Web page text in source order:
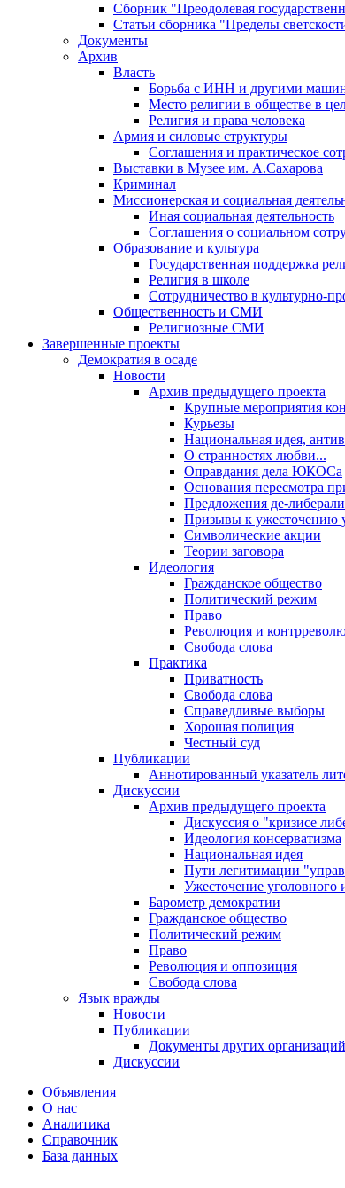
Сборник "Преодолевая
Статьи сборника "Пределы
Документы
Архив
Власть
Борьба с ИНН и другими
Место религии в обществе в
Религия и права человека
Армия и силовые структуры
Соглашения и практическое
Выставки в Музее им. А.Сахарова
Криминал
Миссионерская и социальная
Иная социальная деятельность
Соглашения о социальном
Образование и культура
Государственная поддержка
Религия в школе
Сотрудничество в культурно-
Общественность и СМИ
Религиозные СМИ
Завершенные проекты
Демократия в осаде
Новости
Архив предыдущего проекта
Крупные мероприятия
Курьезы
Национальная идея,
О странностях любви...
Оправдания дела ЮКОСа
Основания пересмотра
Предложения де-
Призывы к ужесточению
Символические акции
Теории заговора
Идеология
Гражданское общество
Политический режим
Право
Революция и
Свобода слова
Практика
Приватность
Свобода слова
Справедливые выборы
Хорошая полиция
Честный суд
Публикации
Аннотированный указатель
Дискуссии
Архив предыдущего проекта
Дискуссия о "кризисе
Идеология консерватизма
Национальная идея
Пути легитимации
Ужесточение уголовного
Барометр демократии
Гражданское общество
Политический режим
Право
Революция и оппозиция
Свобода слова
Язык вражды
Новости
Публикации
Документы других организаций
Дискуссии
Объявления
О нас
Аналитика
Справочник
База данных